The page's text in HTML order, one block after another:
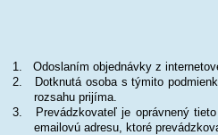
1. Odoslaním objednávky z
2. Dotknutá osoba s týmito
rozsahu prijíma.
3. Prevádzkovateľ je oprávnený tieto
emailovú adresu, ktoré